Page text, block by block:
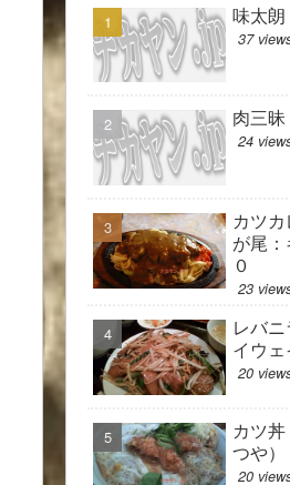
味太朗
37
肉三昧
24
カツ
が尾
０
23
レバ
イウ
20
カツ
つや）
20